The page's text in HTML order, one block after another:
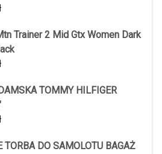
Trainer 2 Mid Gtx Women Dark
TOMMY HILFIGER
TORBA DO SAMOLOTU BAGAŻ